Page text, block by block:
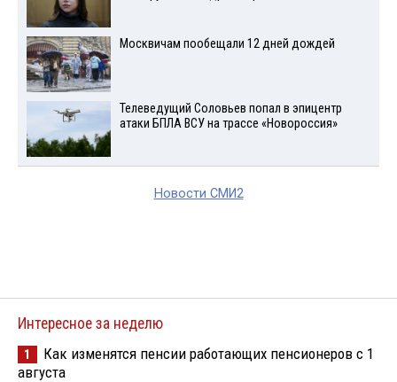
Москвичам пообещали 12 дней дождей
Телеведущий Соловьев попал в эпицентр
атаки БПЛА ВСУ на трассе «Новороссия»
Новости СМИ2
Интересное за неделю
1
Как изменятся пенсии работающих пенсионеров с 1
августа